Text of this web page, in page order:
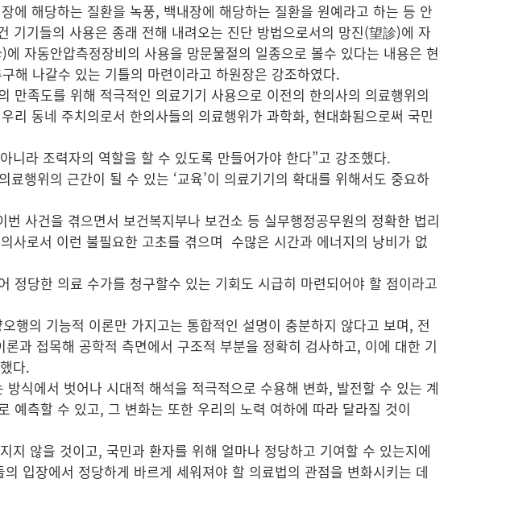
에 해당하는 질환을 녹풍, 백내장에 해당하는 질환을 원예라고 하는 등 안
기기들의 사용은 종래 전해 내려오는 진단 방법으로서의 망진(望診)에 자
자동안압측정장비의 사용을 망문물절의 일종으로 볼수 있다는 내용은 현
해 나갈수 있는 기틀의 마련이라고 하원장은 강조하였다.
족도를 위해 적극적인 의료기기 사용으로 이전의 한의사의 의료행위의
동네 주치의로서 한의사들의 의료행위가 과학화, 현대화됨으로써 국민
니라 조력자의 역할을 할 수 있도록 만들어가야 한다”고 강조했다.
행위의 근간이 될 수 있는 ‘교육’이 의료기기의 확대를 위해서도 중요하
사건을 겪으면서 보건복지부나 보건소 등 실무행정공무원의 정확한 법리
로서 이런 불필요한 고초를 겪으며 수많은 시간과 에너지의 낭비가 없
정당한 의료 수가를 청구할수 있는 기회도 시급히 마련되어야 할 점이라고
행의 기능적 이론만 가지고는 통합적인 설명이 충분하지 않다고 보며, 전
과 접목해 공학적 측면에서 구조적 부분을 정확히 검사하고, 이에 대한 기
다.
식에서 벗어나 시대적 해석을 적극적으로 수용해 변화, 발전할 수 있는 계
예측할 수 있고, 그 변화는 또한 우리의 노력 여하에 따라 달라질 것이
않을 것이고, 국민과 환자를 위해 얼마나 정당하고 기여할 수 있는지에
입장에서 정당하게 바르게 세워져야 할 의료법의 관점을 변화시키는 데